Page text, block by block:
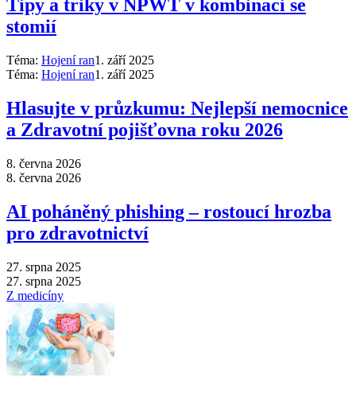
Tipy a triky v NPWT v kombinaci se
stomií
Téma: Hojení ran1. září 2025
Téma: Hojení ran1. září 2025
Hlasujte v průzkumu: Nejlepší nemocnice
a Zdravotní pojišťovna roku 2026
8. června 2026
8. června 2026
AI poháněný phishing –⁠ rostoucí hrozba
pro zdravotnictví
27. srpna 2025
27. srpna 2025
Z medicíny